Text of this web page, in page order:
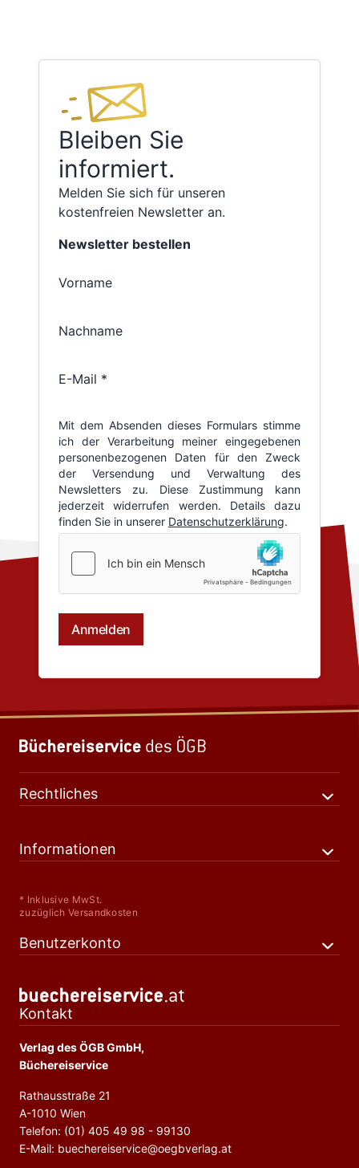
Bleiben Sie
informiert.
Melden Sie sich für unseren
kostenfreien Newsletter an.
Rechtliches
Informationen
* Inklusive MwSt.
zuzüglich Versandkosten
Benutzerkonto
Kontakt
Verlag des ÖGB GmbH,
Büchereiservice
Rathausstraße 21
A-1010 Wien
Telefon: (01) 405 49 98 - 99130
E-Mail: buechereiservice@oegbverlag.at